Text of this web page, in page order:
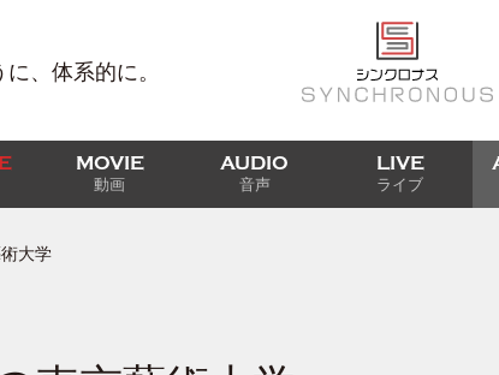
、体系的に。
MOVIE
動画
AUDIO
音声
LIVE
ライブ
大学